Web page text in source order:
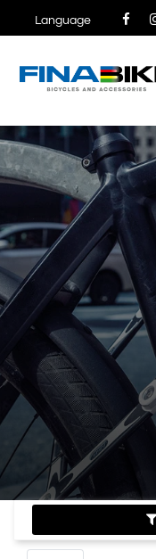
Language